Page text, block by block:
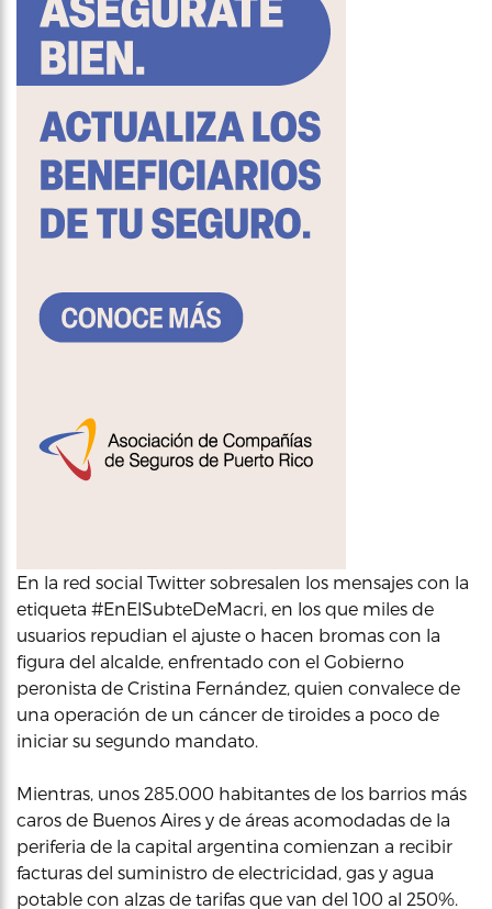
En la red social Twitter sobresalen los mensajes con la
etiqueta #EnElSubteDeMacri, en los que miles de
usuarios repudian el ajuste o hacen bromas con la
figura del alcalde, enfrentado con el Gobierno
peronista de Cristina Fernández, quien convalece de
una operación de un cáncer de tiroides a poco de
iniciar su segundo mandato.
Mientras, unos 285.000 habitantes de los barrios más
caros de Buenos Aires y de áreas acomodadas de la
periferia de la capital argentina comienzan a recibir
facturas del suministro de electricidad, gas y agua
potable con alzas de tarifas que van del 100 al 250%.